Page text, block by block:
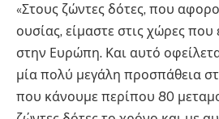
«Στους ζώντες δότες, που
ουσίας, είμαστε στις χώρες που
στην Ευρώπη. Και αυτό
μία πολύ μεγάλη προσπάθεια
που κάνουμε περίπου 80